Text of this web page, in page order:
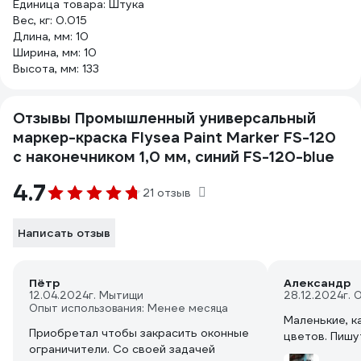
Единица товара: Штука
Вес, кг: 0.015
Длина, мм: 10
Ширина, мм: 10
Высота, мм: 133
Отзывы Промышленный универсальный
маркер-краска Flysea Paint Marker FS-120
с наконечником 1,0 мм, синий FS-120-blue
4.7 21 отзыв
Написать отзыв
Пётр
12.04.2024г. Мытищи
Опыт использования: Менее месяца
Приобретал чтобы закрасить оконные
ограничители. Со своей задачей
Александр
28.12.2024г.
Маленькие,
цветов.